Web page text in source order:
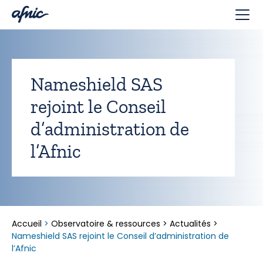
Nameshield SAS
rejoint le Conseil
d’administration de
l’Afnic
Accueil > Observatoire & ressources > Actualités >
Nameshield SAS rejoint le Conseil d’administration de
l’Afnic
Panneau de gestion des cookies